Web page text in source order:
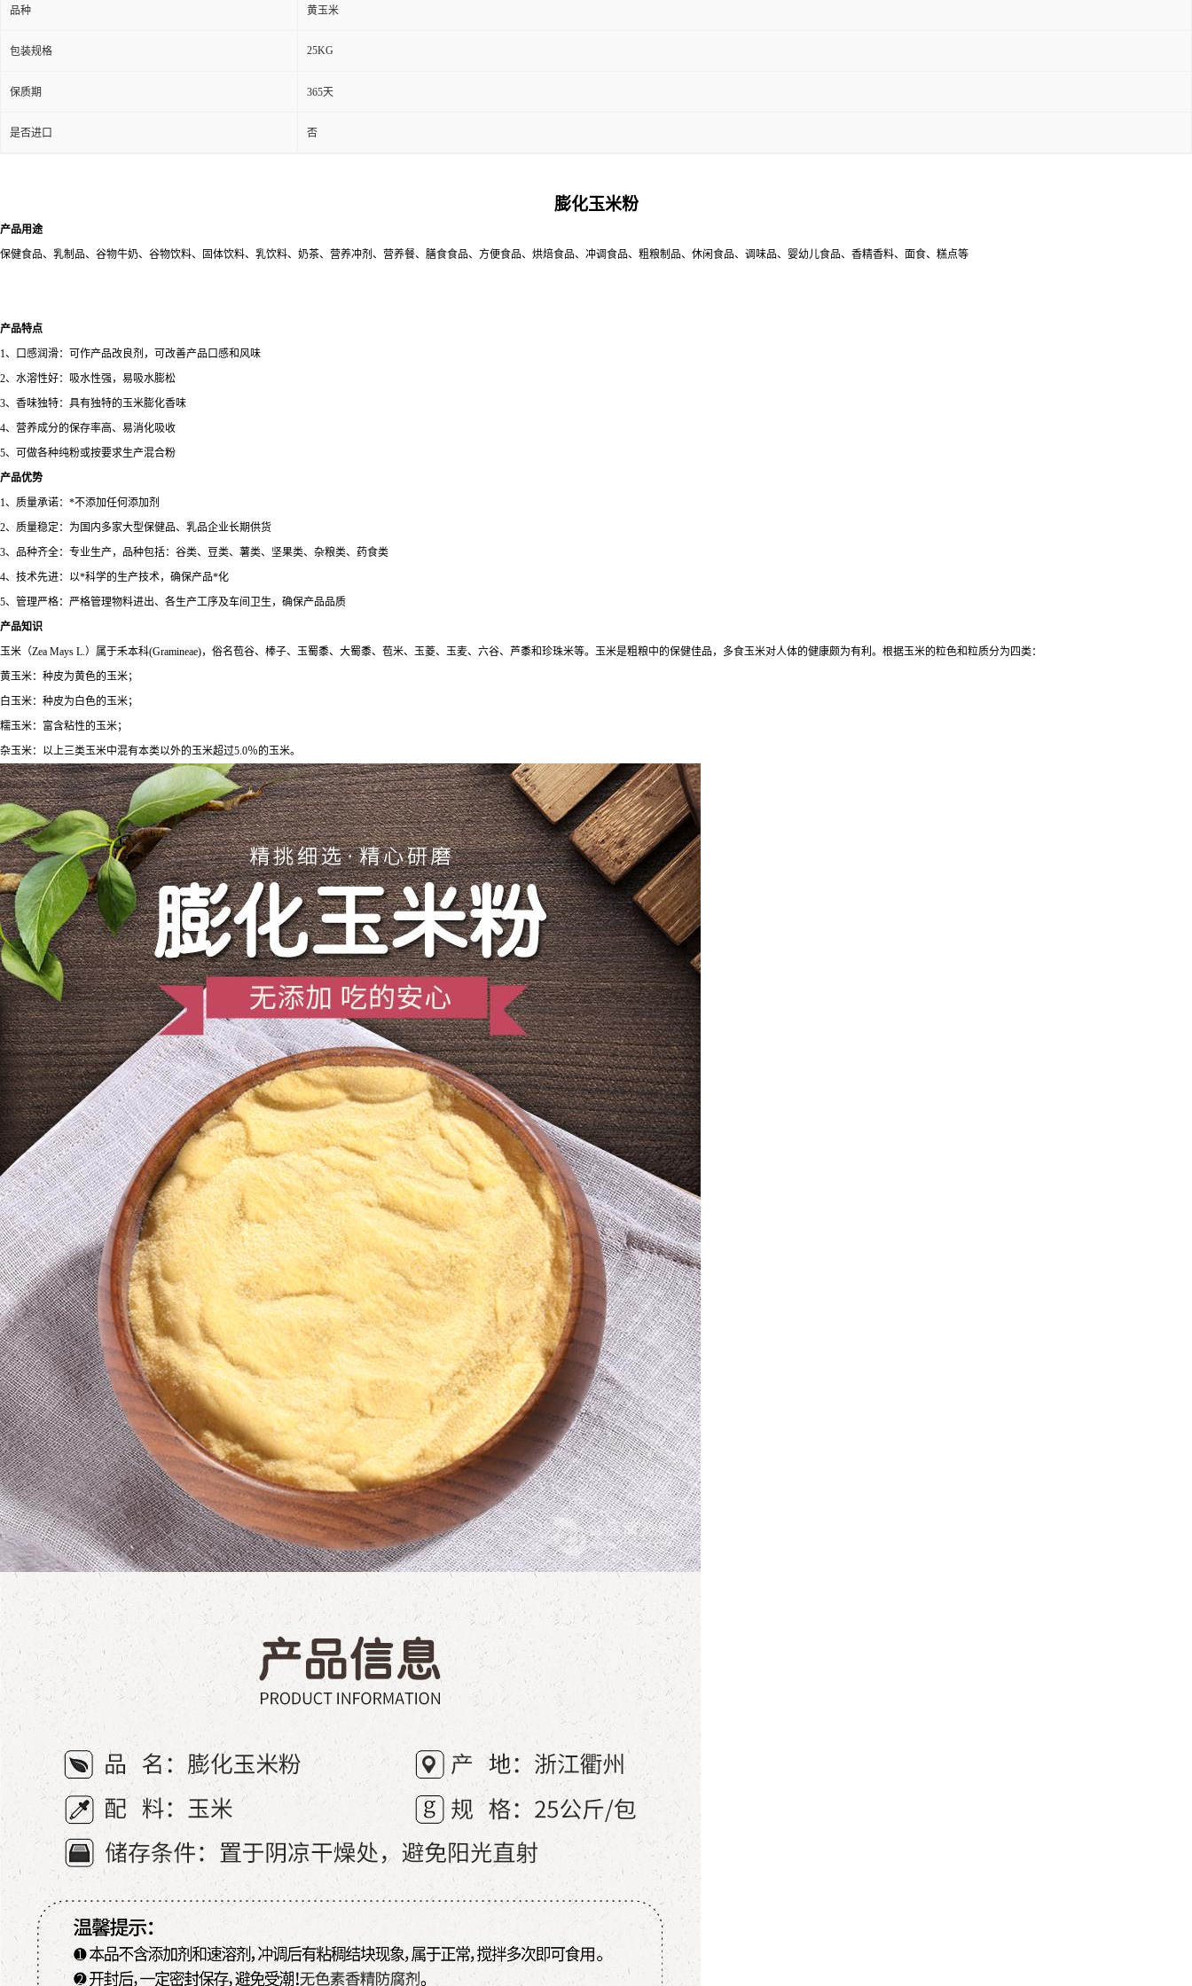
品种 黄玉米
包装规格 25KG
保质期 365天
是否进口 否
膨化玉米粉
产品用途
保健食品、乳制品、谷物牛奶、谷物饮料、固体饮料、乳饮料、奶茶、营养冲剂、营养餐、膳食食品、方便食品、烘焙食品、冲调食品、粗粮制品、休闲食品、调味品、婴幼儿食品、香精香料、面食、糕点等
产品特点
1、口感润滑：可作产品改良剂，可改善产品口感和风味
2、水溶性好：吸水性强，易吸水膨松
3、香味独特：具有独特的玉米膨化香味
4、营养成分的保存率高、易消化吸收
5、可做各种纯粉或按要求生产混合粉
产品优势
1、质量承诺： *不添加任何添加剂
2、质量稳定：为国内多家大型保健品、乳品企业长期供货
3、品种齐全：专业生产，品种包括：谷类、豆类、薯类、坚果类、杂粮类、药食类
4、技术先进：以*科学的生产技术，确保产品*化
5、管理严格：严格管理物料进出、各生产工序及车间卫生，确保产品品质
产品知识
玉米（Zea Mays L.）属于禾本科(Gramineae)，俗名苞谷、棒子、玉蜀黍、大蜀黍、苞米、玉菱、玉麦、六谷、芦黍和珍珠米等。玉米是粗粮中的保健佳品，多食玉米对人体的健康颇为有利。根据玉米的粒色和粒质分为四类：
黄玉米：种皮为黄色的玉米；
白玉米：种皮为白色的玉米；
糯玉米：富含粘性的玉米；
杂玉米：以上三类玉米中混有本类以外的玉米超过5.0％的玉米。